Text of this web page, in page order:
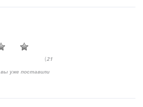
(21
вы уже поставили